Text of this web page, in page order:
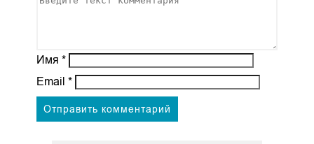
Имя *
Email *